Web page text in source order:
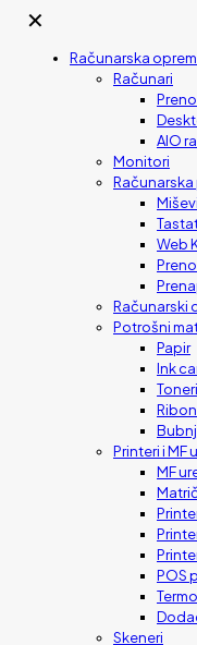
✕
Računarska
Računari
AIO
Monitori
Miševi
Web
Računarski
Potrošni
Papir
Ink
Toneri
Printeri i MF
MF
POS
Skeneri